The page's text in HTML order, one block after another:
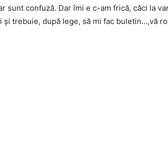
sunt confuză. Dar îmi e c-am frică, căci la
şi trebuie, după lege, să mi fac buletin…,vă